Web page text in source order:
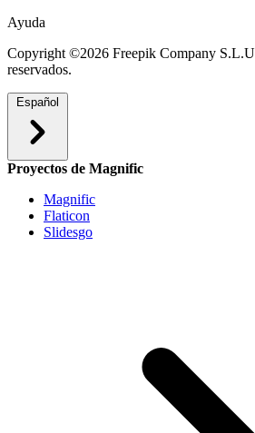
Ayuda
Copyright ©2026 Freepik Company
reservados.
Español
Proyectos de Magnific
Magnific
Flaticon
Slidesgo